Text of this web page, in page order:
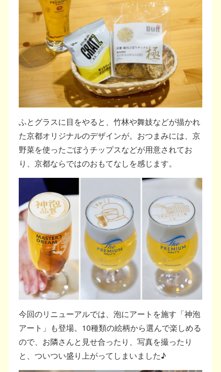
ふとグラスに目をやると、竹林や舞妓などが描かれ
た京都オリジナルのデザインが。おつまみには、京
野菜を使ったごぼうチップスなどが用意されてお
り、京都ならではのおもてなしを感じます。
今回のリニューアルでは、泡にアートを施す「神泡
アート」も登場。10種類の絵柄から選んで楽しめる
ので、お隣さんと見せ合ったり、写真を撮ったり
と、ついつい盛り上がってしまいました♪